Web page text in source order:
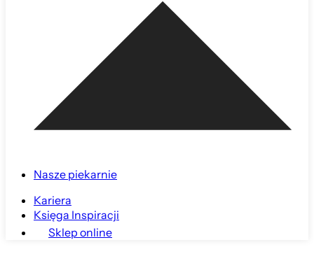
Nasze piekarnie
Kariera
Księga Inspiracji
Sklep online